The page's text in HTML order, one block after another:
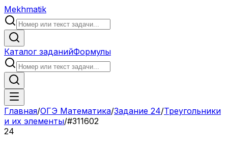
Mekhmatik
Каталог заданийФормулы
Главная/ОГЭ Математика/Задание 24/Треугольники
и их элементы/#311602
24